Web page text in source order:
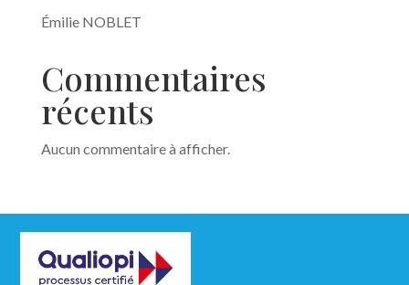
Émilie NOBLET
Commentaires
récents
Aucun commentaire à afficher.